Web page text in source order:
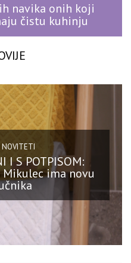
navika onih koji
čistu kuhinju
NOVITETI
I S POTPISOM:
ima novu